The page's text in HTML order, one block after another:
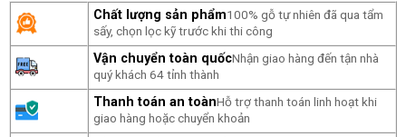
Chất lượng sản phẩm100% gỗ tự nhiên đã qua tẩm
sấy, chọn lọc kỹ trước khi thi công
Vận chuyển toàn quốcNhận giao hàng đến tận nhà
quý khách 64 tỉnh thành
Thanh toán an toànHỗ trợ thanh toán linh hoạt khi
giao hàng hoặc chuyển khoản